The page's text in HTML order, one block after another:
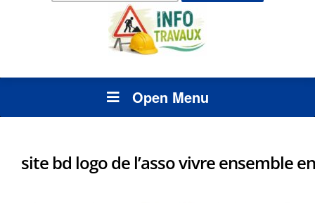
Open Menu
site bd logo de l’asso vivre ensemble